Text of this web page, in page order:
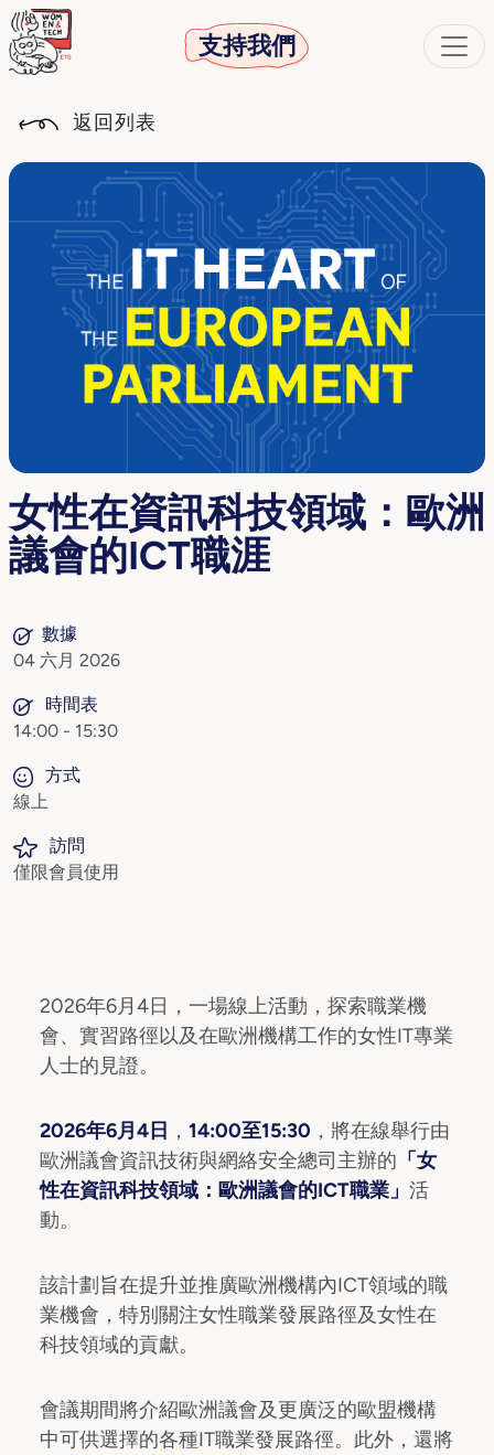
支持我們
返回列表
女性在資訊科技領域：歐洲
議會的ICT職涯
數據
04 六月 2026
時間表
14:00 - 15:30
方式
線上
訪問
僅限會員使用
2026年6月4日，一場線上活動，探索職業機
會、實習路徑以及在歐洲機構工作的女性IT專業
人士的見證。
2026年6月4日 ， 14:00至15:30 ，將在線舉行由
歐洲議會資訊技術與網絡安全總司主辦的 「女
性在資訊科技領域：歐洲議會的ICT職業」 活
動。
該計劃旨在提升並推廣歐洲機構內ICT領域的職
業機會，特別關注女性職業發展路徑及女性在
科技領域的貢獻。
會議期間將介紹歐洲議會及更廣泛的歐盟機構
中可供選擇的各種IT職業發展路徑。此外，還將